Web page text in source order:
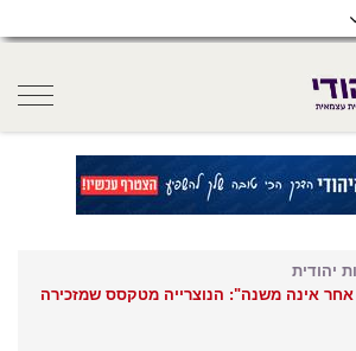
יהודית
אינה משנה": הנוצרייה מטקסס שמזכירה